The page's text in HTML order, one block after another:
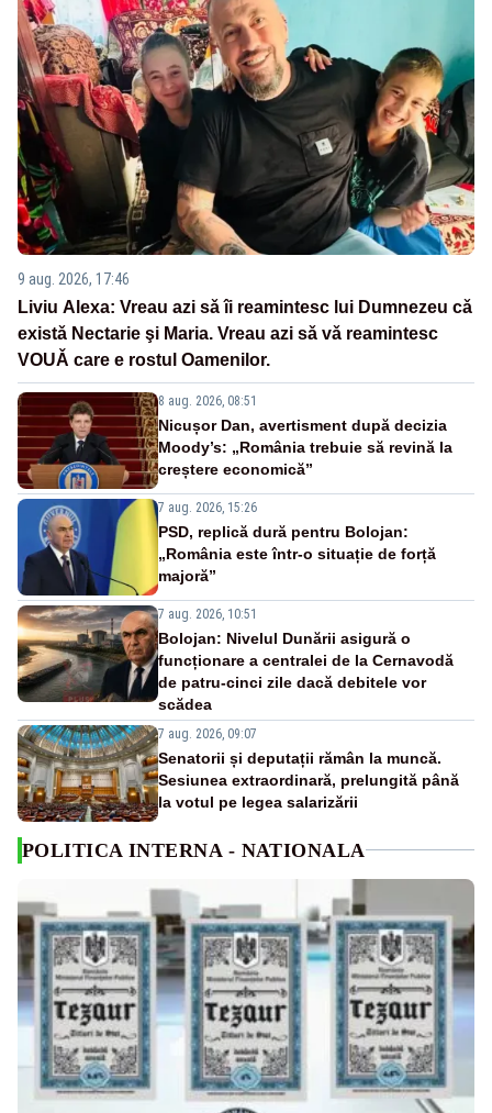
9 aug. 2026, 17:46
Liviu Alexa: Vreau azi sǎ îi reamintesc lui Dumnezeu cǎ
existǎ Nectarie şi Maria. Vreau azi sǎ vǎ reamintesc
VOUǍ care e rostul Oamenilor.
8 aug. 2026, 08:51
Nicușor Dan, avertisment după decizia
Moody’s: „România trebuie să revină la
creștere economică”
7 aug. 2026, 15:26
PSD, replică dură pentru Bolojan:
„România este într-o situație de forță
majoră”
7 aug. 2026, 10:51
Bolojan: Nivelul Dunării asigură o
funcționare a centralei de la Cernavodă
de patru-cinci zile dacă debitele vor
scădea
7 aug. 2026, 09:07
Senatorii și deputații rămân la muncă.
Sesiunea extraordinară, prelungită până
la votul pe legea salarizării
POLITICA INTERNA - NATIONALA